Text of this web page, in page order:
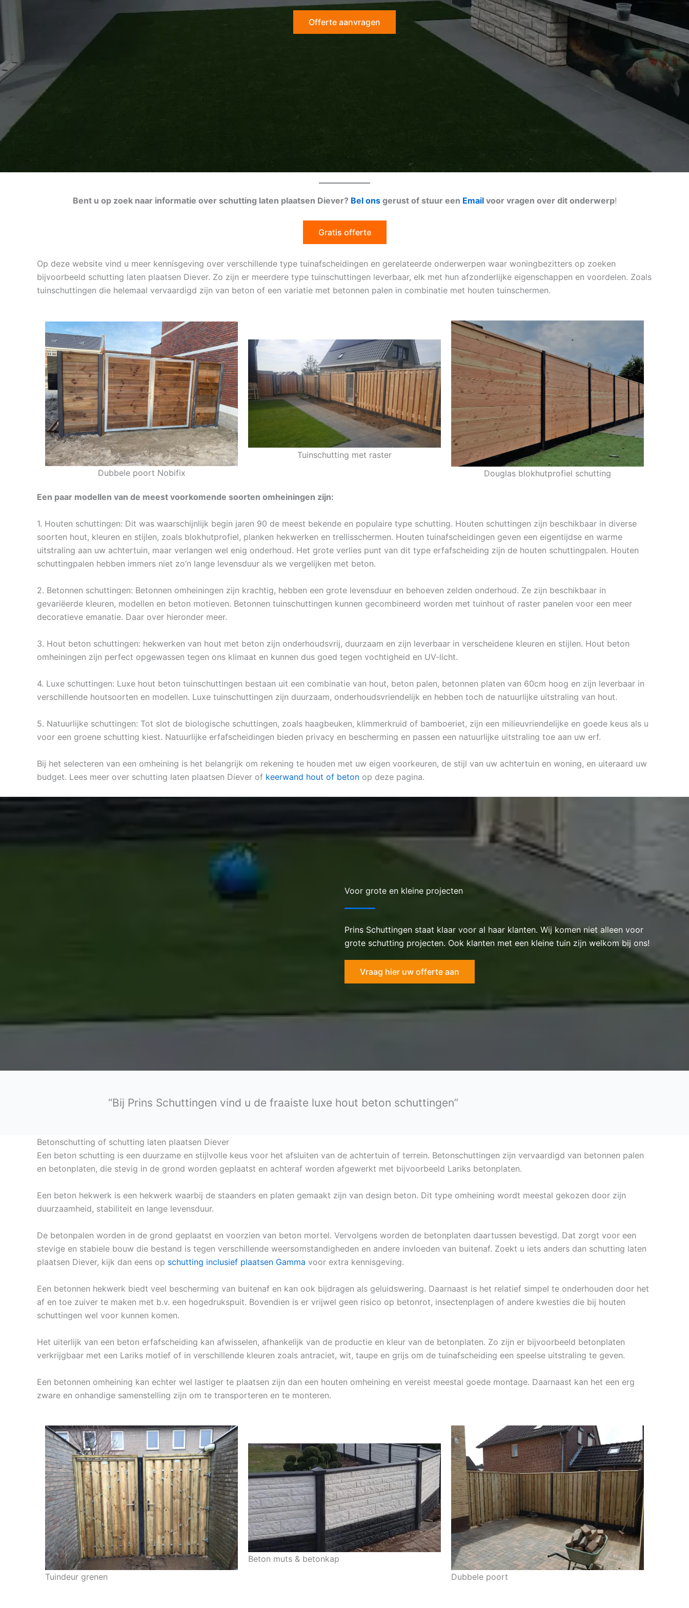
Offerte aanvragen
Bent u op zoek naar informatie over schutting laten plaatsen Diever? Bel onsgerust of stuur een Emailvoor vragen over dit onderwerp!
Gratis offerte
Op deze website vind u meer kennisgeving over verschillende type tuinafscheidingen en gerelateerde onderwerpen waar woningbezitters op zoeken
bijvoorbeeld schutting laten plaatsen Diever. Zo zijn er meerdere type tuinschuttingen leverbaar, elk met hun afzonderlijke eigenschappen en voordelen. Zoals
tuinschuttingen die helemaal vervaardigd zijn van beton of een variatie met betonnen palen in combinatie met houten tuinschermen.
Dubbele poort Nobifix
Tuinschutting met raster
Douglas blokhutprofiel schutting
Een paar modellen van de meest voorkomende soorten omheiningen zijn:
1. Houten schuttingen: Dit was waarschijnlijk begin jaren 90 de meest bekende en populaire type schutting. Houten schuttingen zijn beschikbaar in diverse
soorten hout, kleuren en stijlen, zoals blokhutprofiel, planken hekwerken en trellisschermen. Houten tuinafscheidingen geven een eigentijdse en warme
uitstraling aan uw achtertuin, maar verlangen wel enig onderhoud. Het grote verlies punt van dit type erfafscheiding zijn de houten schuttingpalen. Houten
schuttingpalen hebben immers niet zo’n lange levensduur als we vergelijken met beton.
2. Betonnen schuttingen: Betonnen omheiningen zijn krachtig, hebben een grote levensduur en behoeven zelden onderhoud. Ze zijn beschikbaar in
gevariëerde kleuren, modellen en beton motieven. Betonnen tuinschuttingen kunnen gecombineerd worden met tuinhout of raster panelen voor een meer
decoratieve emanatie. Daar over hieronder meer.
3. Hout beton schuttingen: hekwerken van hout met beton zijn onderhoudsvrij, duurzaam en zijn leverbaar in verscheidene kleuren en stijlen. Hout beton
omheiningen zijn perfect opgewassen tegen ons klimaat en kunnen dus goed tegen vochtigheid en UV-licht.
4. Luxe schuttingen: Luxe hout beton tuinschuttingen bestaan uit een combinatie van hout, beton palen, betonnen platen van 60cm hoog en zijn leverbaar in
verschillende houtsoorten en modellen. Luxe tuinschuttingen zijn duurzaam, onderhoudsvriendelijk en hebben toch de natuurlijke uitstraling van hout.
5. Natuurlijke schuttingen: Tot slot de biologische schuttingen, zoals haagbeuken, klimmerkruid of bamboeriet, zijn een milieuvriendelijke en goede keus als u
voor een groene schutting kiest. Natuurlijke erfafscheidingen bieden privacy en bescherming en passen een natuurlijke uitstraling toe aan uw erf.
Bij het selecteren van een omheining is het belangrijk om rekening te houden met uw eigen voorkeuren, de stijl van uw achtertuin en woning, en uiteraard uw
budget. Lees meer over schutting laten plaatsen Diever of keerwand hout of beton op deze pagina.
Voor grote en kleine projecten
Prins Schuttingen staat klaar voor al haar klanten. Wij komen niet alleen voor
grote schutting projecten. Ook klanten met een kleine tuin zijn welkom bij ons!
Vraag hier uw offerte aan
“Bij Prins Schuttingen vind u de fraaiste luxe hout beton schuttingen”
Betonschutting of schutting laten plaatsen Diever
Een beton schutting is een duurzame en stijlvolle keus voor het afsluiten van de achtertuin of terrein. Betonschuttingen zijn vervaardigd van betonnen palen
en betonplaten, die stevig in de grond worden geplaatst en achteraf worden afgewerkt met bijvoorbeeld Lariks betonplaten.
Een beton hekwerk is een hekwerk waarbij de staanders en platen gemaakt zijn van design beton. Dit type omheining wordt meestal gekozen door zijn
duurzaamheid, stabiliteit en lange levensduur.
De betonpalen worden in de grond geplaatst en voorzien van beton mortel. Vervolgens worden de betonplaten daartussen bevestigd. Dat zorgt voor een
stevige en stabiele bouw die bestand is tegen verschillende weersomstandigheden en andere invloeden van buitenaf. Zoekt u iets anders dan schutting laten
plaatsen Diever, kijk dan eens op schutting inclusief plaatsen Gamma voor extra kennisgeving.
Een betonnen hekwerk biedt veel bescherming van buitenaf en kan ook bijdragen als geluidswering. Daarnaast is het relatief simpel te onderhouden door het
af en toe zuiver te maken met b.v. een hogedrukspuit. Bovendien is er vrijwel geen risico op betonrot, insectenplagen of andere kwesties die bij houten
schuttingen wel voor kunnen komen.
Het uiterlijk van een beton erfafscheiding kan afwisselen, afhankelijk van de productie en kleur van de betonplaten. Zo zijn er bijvoorbeeld betonplaten
verkrijgbaar met een Lariks motief of in verschillende kleuren zoals antraciet, wit, taupe en grijs om de tuinafscheiding een speelse uitstraling te geven.
Een betonnen omheining kan echter wel lastiger te plaatsen zijn dan een houten omheining en vereist meestal goede montage. Daarnaast kan het een erg
zware en onhandige samenstelling zijn om te transporteren en te monteren.
Tuindeur grenen
Beton muts & betonkap
Dubbele poort